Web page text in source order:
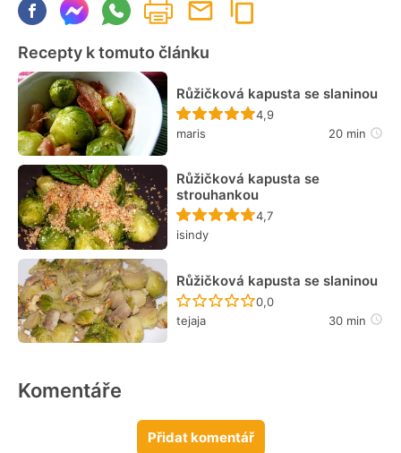
Recepty k tomuto článku
Růžičková kapusta se slaninou
Recept ještě nebyl
4,9
maris
20 min
Růžičková kapusta se
strouhankou
Recept ještě nebyl
4,7
isindy
Růžičková kapusta se slaninou
Recept ještě nebyl
0,0
tejaja
30 min
Komentáře
Přidat komentář